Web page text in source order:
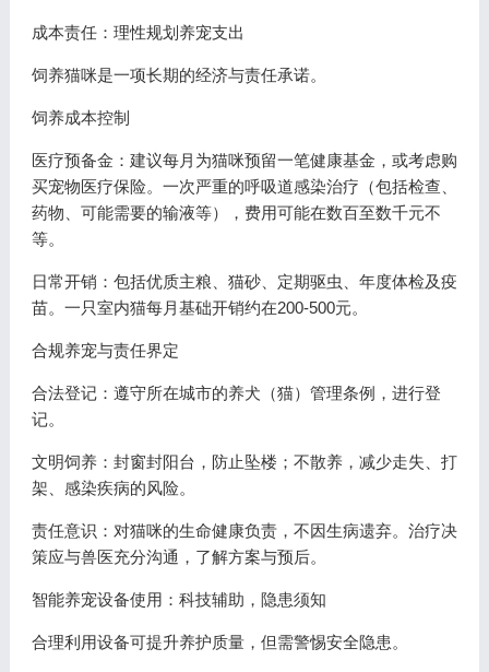
成本责任：理性规划养宠支出
饲养猫咪是一项长期的经济与责任承诺。
饲养成本控制
医疗预备金：建议每月为猫咪预留一笔健康基金，或考虑购
买宠物医疗保险。一次严重的呼吸道感染治疗（包括检查、
药物、可能需要的输液等），费用可能在数百至数千元不
等。
日常开销：包括优质主粮、猫砂、定期驱虫、年度体检及疫
苗。一只室内猫每月基础开销约在200-500元。
合规养宠与责任界定
合法登记：遵守所在城市的养犬（猫）管理条例，进行登
记。
文明饲养：封窗封阳台，防止坠楼；不散养，减少走失、打
架、感染疾病的风险。
责任意识：对猫咪的生命健康负责，不因生病遗弃。治疗决
策应与兽医充分沟通，了解方案与预后。
智能养宠设备使用：科技辅助，隐患须知
合理利用设备可提升养护质量，但需警惕安全隐患。